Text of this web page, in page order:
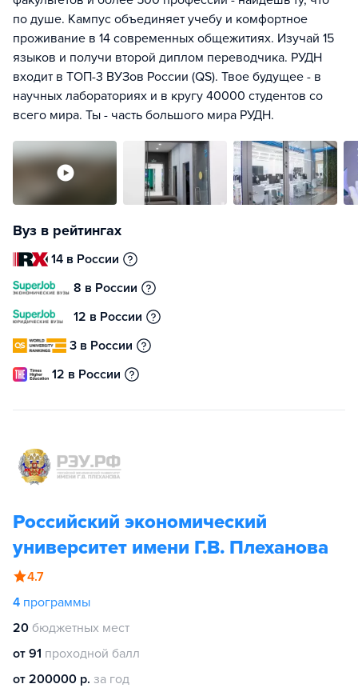
по душе. Кампус объединяет учебу и комфортное
проживание в 14 современных общежитиях. Изучай 15
языков и получи второй диплом переводчика. РУДН
входит в ТОП-3 ВУЗов России (QS). Твое будущее - в
научных лабораториях и в кругу 40000 студентов со
всего мира. Ты - часть большого мира РУДН.
Вуз в рейтингах
14 в России
8 в России
12 в России
3 в России
12 в России
Российский экономический
университет имени Г.В. Плеханова
4.7
4 программы
20 бюджетных мест
от 91 проходной балл
от 200000 р. за год